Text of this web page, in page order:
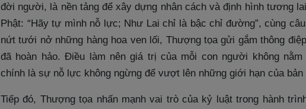
đời người, là nền tảng để xây dựng nhân cách và định hình tương
Phật: “Hãy tự mình nỗ lực; Như Lai chỉ là bậc chỉ đường”, cùng
nứt tưới nở những hàng hoa ven lối, Thượng tọa gửi gắm thông
đã hoàn hảo. Điều làm nên giá trị của mỗi con người không
chính là sự nỗ lực không ngừng để vượt lên những giới hạn của bản
Tiếp đó, Thượng tọa nhấn mạnh vai trò của kỷ luật trong hành